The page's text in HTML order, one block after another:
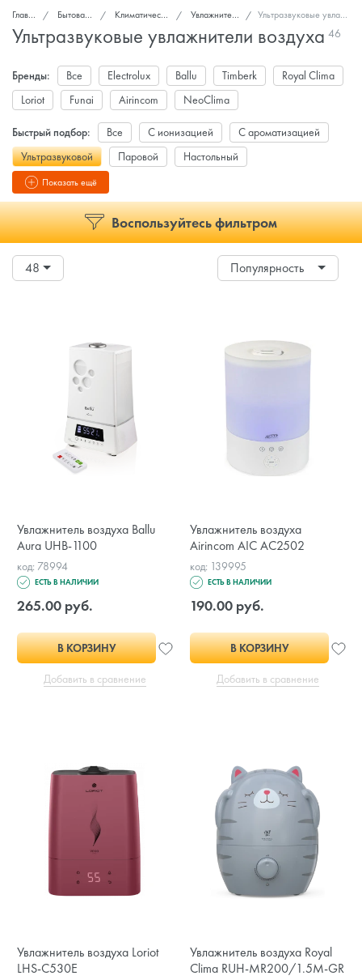
Главная Бытовая техника Климатическая техника Увлажнители воздуха Ультразвуковые увлажнители воздуха
Ультразвуковые увлажнители воздуха 46
Бренды: Все Electrolux Ballu Timberk
Royal Clima
Loriot
Funai Airincom NeoClima
Быстрый подбор: Все С ионизацией
С ароматизацией
Ультразвуковой
Паровой
Настольный
С гигростатом/гигрометром
Показать ещё
Воспользуйтесь фильтром
48 Популярность
Увлажнитель воздуха Ballu
Aura UHB-1100
код: 78994
ЕСТЬ В НАЛИЧИИ
265.00 руб.
В КОРЗИНУ
Добавить в сравнение
Увлажнитель воздуха
Airincom AIC AC2502
код: 139995
ЕСТЬ В НАЛИЧИИ
190.00 руб.
В КОРЗИНУ
Добавить в сравнение
Увлажнитель воздуха Loriot
LHS-C530E
Увлажнитель воздуха Royal
Clima RUH-MR200/1.5M-GR